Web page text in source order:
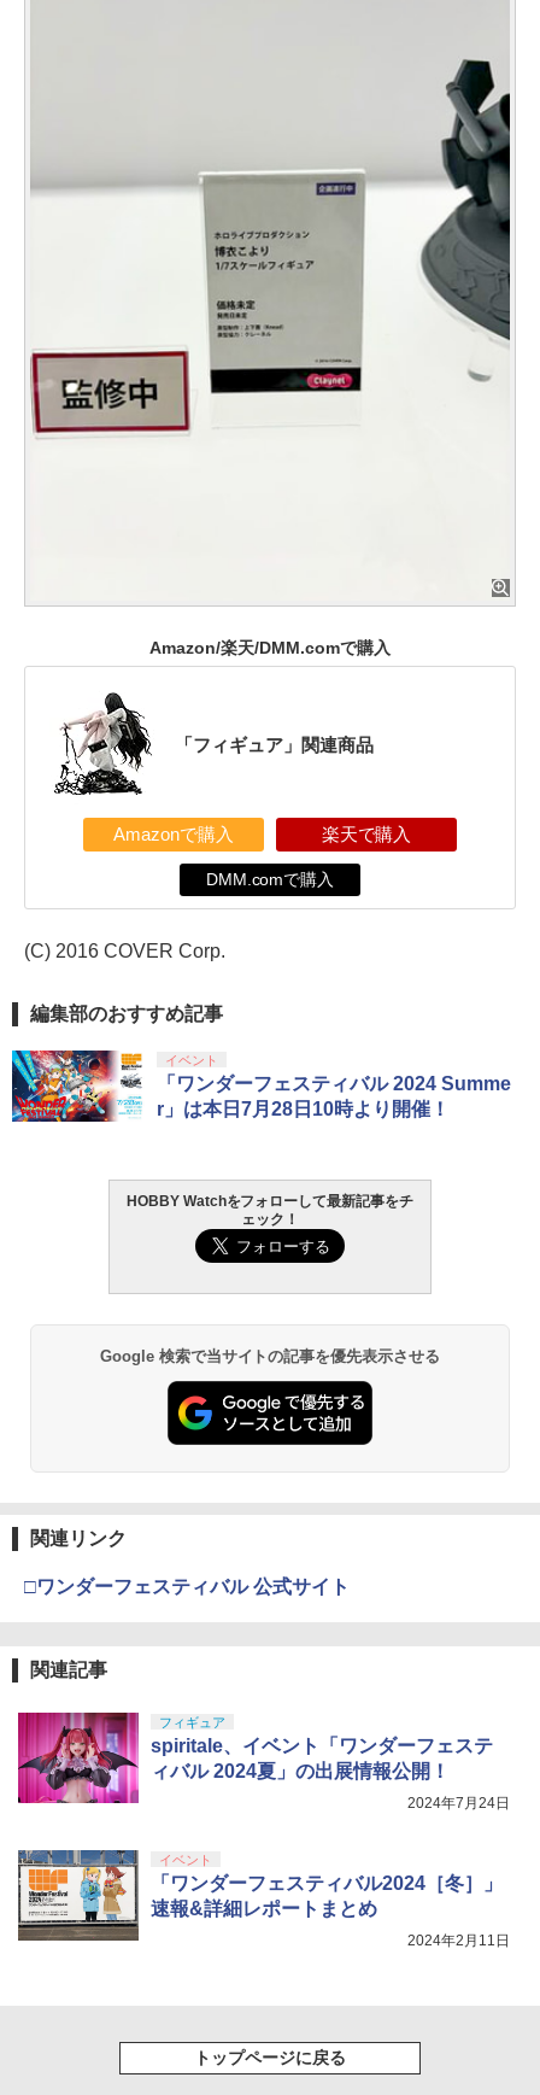
Amazon/楽天/DMM.comで購入
「フィギュア」関連商品
Amazonで購入 楽天で購入
DMM.comで購入
(C) 2016 COVER Corp.
編集部のおすすめ記事
イベント
「ワンダーフェスティバル 2024 Summe
r」は本日7月28日10時より開催！
HOBBY Watchをフォローして最新記事をチ
ェック！
Google 検索で当サイトの記事を優先表示させる
関連リンク
□ワンダーフェスティバル 公式サイト
関連記事
フィギュア
spiritale、イベント「ワンダーフェステ
ィバル 2024夏」の出展情報公開！
2024年7月24日
イベント
「ワンダーフェスティバル2024［冬］」
速報&詳細レポートまとめ
2024年2月11日
トップページに戻る